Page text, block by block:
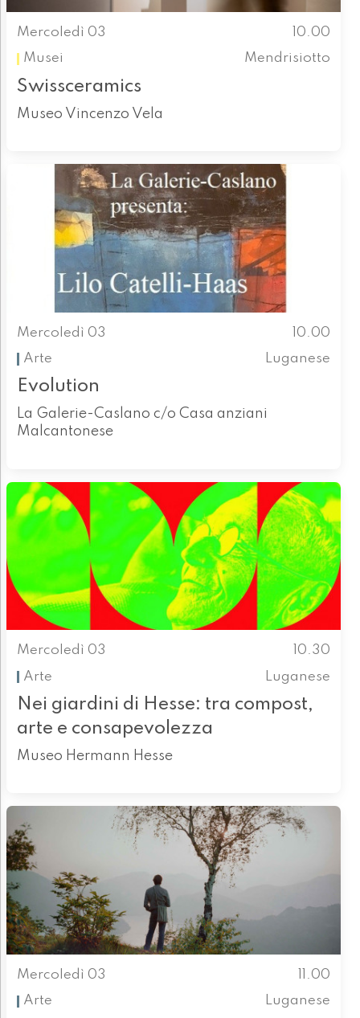
Mercoledì 03
10.00
Musei
Mendrisiotto
Swissceramics
Museo Vincenzo Vela
Mercoledì 03
10.00
Arte
Luganese
Evolution
La Galerie-Caslano c/o Casa anziani
Malcantonese
Mercoledì 03
10.30
Arte
Luganese
Nei giardini di Hesse: tra compost,
arte e consapevolezza
Museo Hermann Hesse
Mercoledì 03
11.00
Arte
Luganese